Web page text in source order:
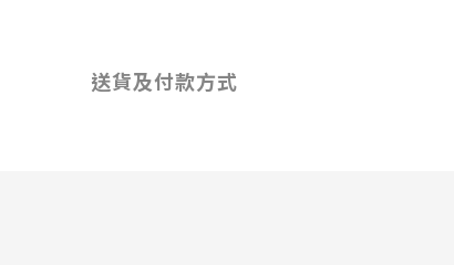
送貨及付款方式